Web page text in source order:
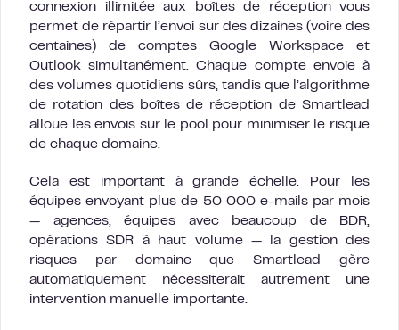
connexion illimitée aux boîtes de réception vous
permet de répartir l’envoi sur des dizaines (voire des
centaines) de comptes Google Workspace et
Outlook simultanément. Chaque compte envoie à
des volumes quotidiens sûrs, tandis que l’algorithme
de rotation des boîtes de réception de Smartlead
alloue les envois sur le pool pour minimiser le risque
de chaque domaine.
Cela est important à grande échelle. Pour les
équipes envoyant plus de 50 000 e-mails par mois
— agences, équipes avec beaucoup de BDR,
opérations SDR à haut volume — la gestion des
risques par domaine que Smartlead gère
automatiquement nécessiterait autrement une
intervention manuelle importante.